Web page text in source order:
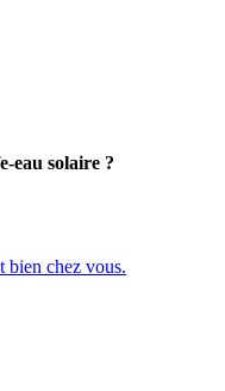
eau solaire ?
bien chez vous.